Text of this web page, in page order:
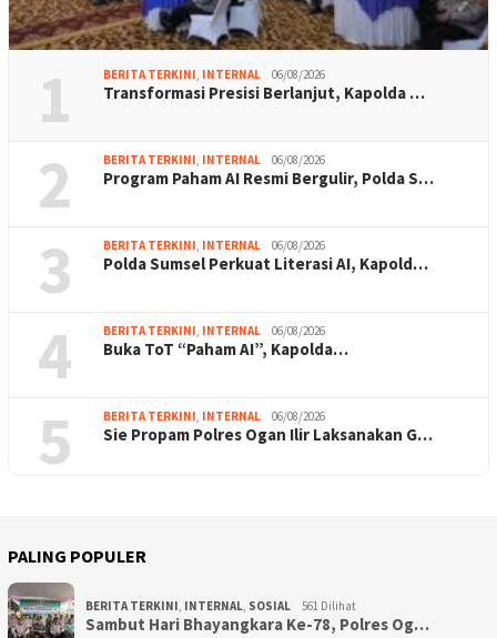
1 BERITA TERKINI INTERNAL 06/08/2026
Transformasi Presisi Berlanjut, Kapolda …
2 BERITA TERKINI INTERNAL 06/08/2026
Program Paham AI Resmi Bergulir, Polda S…
3 BERITA TERKINI INTERNAL 06/08/2026
Polda Sumsel Perkuat Literasi AI, Kapold…
4 BERITA TERKINI INTERNAL 06/08/2026
Buka ToT “Paham AI”, Kapolda…
5 BERITA TERKINI INTERNAL 06/08/2026
Sie Propam Polres Ogan Ilir Laksanakan G…
PALING POPULER
BERITA TERKINI INTERNAL SOSIAL 561 Dilihat
Sambut Hari Bhayangkara Ke-78, Polres Og…